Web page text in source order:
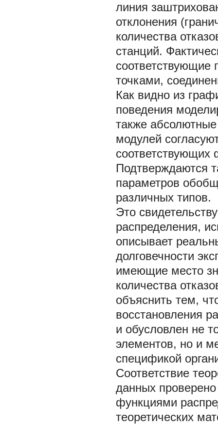
линия
отклонения
количества
станций.
соответствующие
точками,
Как видно из
поведения
также
модулей
соответствующих
Подтверждаются
параметров
различных типов.
Это
распределения,
описывает
долговечности
имеющие место
количества
объяснить тем,
восстановления
и обусловлен не
элементов, но и
спецификой
Соответствие
данных
функциями
теоретических